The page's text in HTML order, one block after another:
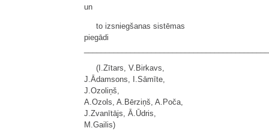
un
to izsniegšanas sistēmas
piegādi
(I.Zītars, V.Birkavs,
J.Ādamsons, I.Sāmīte,
J.Ozoliņš,
A.Ozols, A.Bērziņš, A.Poča,
J.Zvanītājs, Ā.Ūdris,
M.Gailis)